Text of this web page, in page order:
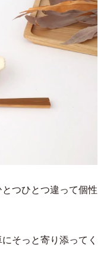
つひとつ違って個性
そっと寄り添ってく